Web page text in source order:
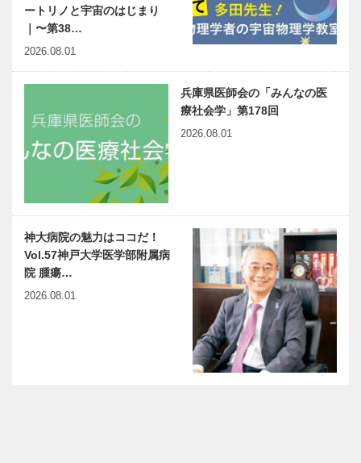
ートリノと宇宙のはじまり
｜〜第38…
2026.08.01
兵庫県医師会の「みんなの医
療社会学」第178回
2026.08.01
神大病院の魅力はココだ！
Vol.57神戸大学医学部附属病
院 腫瘍…
2026.08.01